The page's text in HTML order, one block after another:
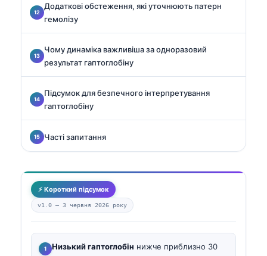
Додаткові обстеження, які уточнюють патерн
гемолізу
Чому динаміка важливіша за одноразовий
результат гаптоглобіну
Підсумок для безпечного інтерпретування
гаптоглобіну
Часті запитання
⚡ Короткий підсумок
v1.0 — 3 червня 2026 року
Низький гаптоглобін нижче приблизно 30